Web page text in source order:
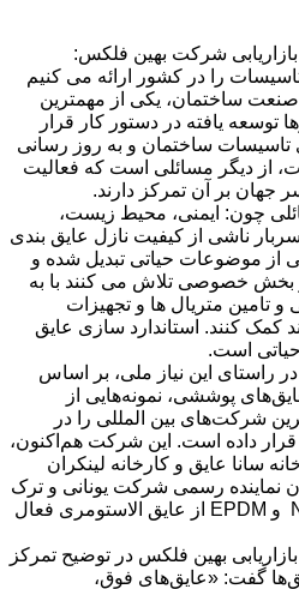
شرکت بهین فلکس:
را در کشور ارائه می کنیم
ساختمان، یکی از مهمترین
یافته در دستور کار قرار
ساختمان و به روز رسانی
از دیگر مسائلی است که فعالیت
بر آن تمرکز دارند.
چون: ایمنی، محیط زیست،
ناشی از کیفیت نازل عایق بندی
از موضوعات حیاتی تبدیل شده و
بخش خصوصی تلاش می کنند با به
تامین متریال ها و تجهیزات
کمک کنند. استاندارد سازی عایق
است.
راستای این نیاز ملی، بر اساس
پوششی، نمونه‌هایی از
شرکت‌های بین المللی را در
داده است. این شرکت هم‌اکنون،
سانا عایق و کارخانه لینکران
نماینده رسمی شرکت یونانی و ترک
در واردات و ارائه دو نوع NBR و EPDM از عایق الاستومری فعال
بهین فلکس در توضیح تمرکز
گفت: «عایق‌های فوق،